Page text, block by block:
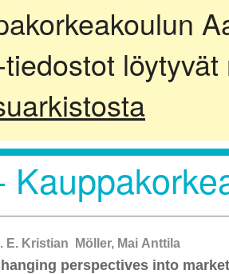
E. Kristian Möller, Mai Anttila
perspectives into